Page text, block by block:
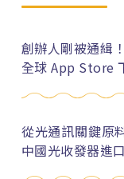
創辦人剛被通緝
全球 App Store
從光通訊關鍵原
中國光收發器進